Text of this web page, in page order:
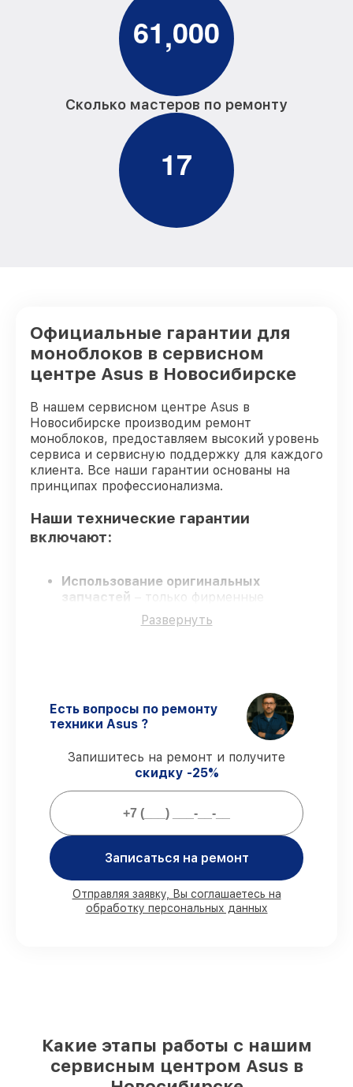
61,000
Сколько мастеров по ремонту
17
Официальные гарантии для
моноблоков в сервисном
центре Asus в Новосибирске
В нашем сервисном центре Asus в
Новосибирске производим ремонт
моноблоков, предоставляем высокий уровень
сервиса и сервисную поддержку для каждого
клиента. Все наши гарантии основаны на
принципах профессионализма.
Наши технические гарантии
включают:
Использование оригинальных
запчастей – только фирменные
комплектующие для сервиса
гарантируем завершение сервиса без
задержек.
– сервис с полным
гарантийным сопровождением.
Что мы гарантируем при сервисе
моноблоков:
работ выполняем при клиенте
90%комплектующих имеются в
наличии, остальные доступны в
кратчайшие сроки
Сохранность техники под нашей
Развернуть
Есть вопросы по ремонту
техники Asus ?
Запишитесь на ремонт и получите
скидку -25%
Записаться на ремонт
Отправляя заявку, Вы соглашаетесь на
обработку персональных данных
Какие этапы работы с нашим
сервисным центром Asus в